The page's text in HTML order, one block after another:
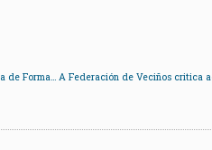
O Castelo de Soutomaior acollerá a Escola Pública de Formación en Igualdade da Deputación